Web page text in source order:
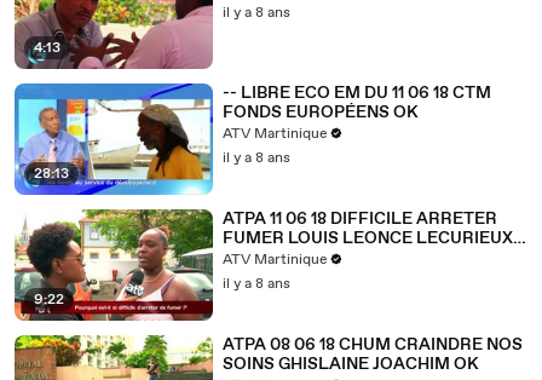
4:13
il y a 8 ans
28:13
-- LIBRE ECO EM DU 11 06 18 CTM
FONDS EUROPÉENS OK
ATV Martinique
il y a 8 ans
9:22
ATPA 11 06 18 DIFFICILE ARRETER
FUMER LOUIS LEONCE LECURIEUX
ok
ATV Martinique
il y a 8 ans
ATPA 08 06 18 CHUM CRAINDRE NOS
SOINS GHISLAINE JOACHIM OK